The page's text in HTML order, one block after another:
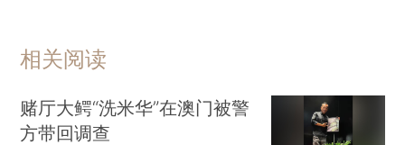
相关阅读
赌厅大鳄“洗米华”在澳门被警
方带回调查